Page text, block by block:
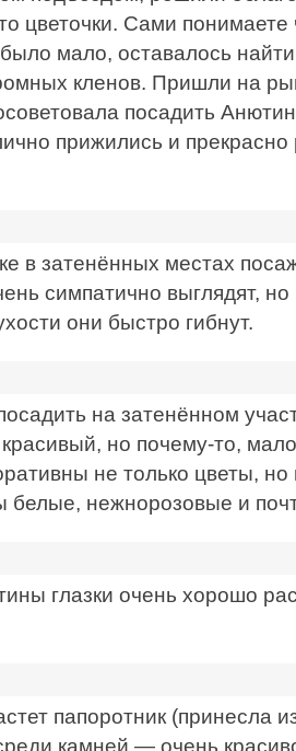
цветочки. Сами
мало, оставалось найти
кленов. Пришли на
посадить
прижились и
в затенённых местах
симпатично выглядят,
они быстро гибнут.
на затенённом
но почему-то,
не только цветы,
белые, нежнорозовые и
глазки очень хорошо
папоротник (принесла
камней — очень